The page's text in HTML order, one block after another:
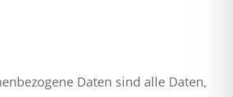
Daten sind alle Daten,